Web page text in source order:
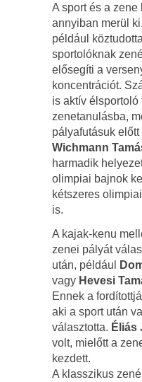
A sport és a
annyiban merül
például
sportolóknak
elősegíti a
koncentrációt.
is aktív élsportoló
zenetanulásba,
pályafutásuk
Wichmann
harmadik
olimpiai bajnok
kétszeres
is.
A kajak-kenu
zenei pályát
után, például
vagy Hevesi
Ennek a
aki a sport után
választotta. Éliás
volt, mielőtt a
kezdett.
A klasszikus